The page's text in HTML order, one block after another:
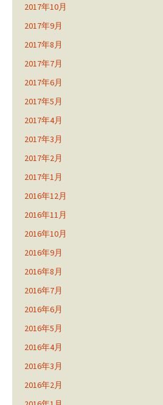
2017年10月
2017年9月
2017年8月
2017年7月
2017年6月
2017年5月
2017年4月
2017年3月
2017年2月
2017年1月
2016年12月
2016年11月
2016年10月
2016年9月
2016年8月
2016年7月
2016年6月
2016年5月
2016年4月
2016年3月
2016年2月